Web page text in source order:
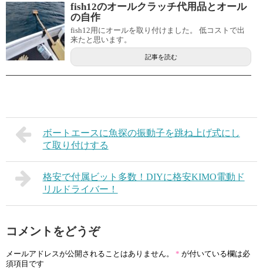
fish12のオールクラッチ代用品とオール
の自作
fish12用にオールを取り付けました。 低コストで出
来たと思います。
記事を読む
ボートエースに魚探の振動子を跳ね上げ式にし
て取り付けする
格安で付属ビット多数！DIYに格安KIMO電動ド
リルドライバー！
コメントをどうぞ
メールアドレスが公開されることはありません。 * が付いている欄は必
須項目です